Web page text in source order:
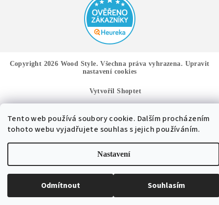
Tento web používá soubory cookie. Dalším procházením
tohoto webu vyjadřujete souhlas s jejich používáním.
Nastavení
Odmítnout Souhlasím
Copyright 2026 Wood Style. Všechna práva vyhrazena. Upravit
nastavení cookies
Vytvořil Shoptet